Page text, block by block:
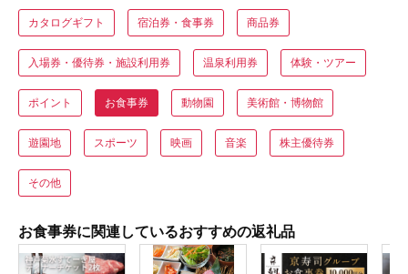
カタログギフト 宿泊券・食事券 商品券
入場券・優待券・施設利用券 温泉利用券 体験・ツアー
ポイント お食事券 動物園 美術館・博物館
遊園地 スポーツ 映画 音楽 株主優待券
その他
お食事券に関連しているおすすめの返礼品